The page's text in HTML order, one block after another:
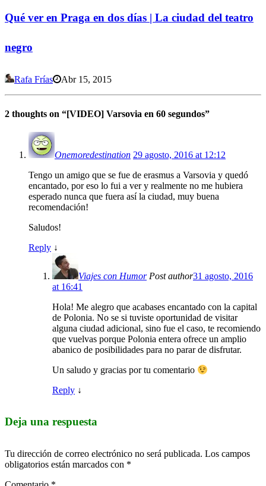
Qué ver en Praga en dos días | La ciudad del teatro
negro
Rafa Frías Abr 15, 2015
2 thoughts on “[VIDEO] Varsovia en 60 segundos”
Onemoredestination 29 agosto, 2016 at 12:12
Tengo un amigo que se fue de erasmus a Varsovia y quedó
encantado, por eso lo fui a ver y realmente no me hubiera
esperado nunca que fuera así la ciudad, muy buena
recomendación!
Saludos!
Reply ↓
Viajes con Humor Post author31 agosto, 2016
at 16:41
Hola! Me alegro que acabases encantado con la capital
de Polonia. No se si tuviste oportunidad de visitar
alguna ciudad adicional, sino fue el caso, te recomiendo
que vuelvas porque Polonia entera ofrece un amplio
abanico de posibilidades para no parar de disfrutar.
Un saludo y gracias por tu comentario
Reply ↓
Deja una respuesta
Tu dirección de correo electrónico no será publicada. Los campos
obligatorios están marcados con *